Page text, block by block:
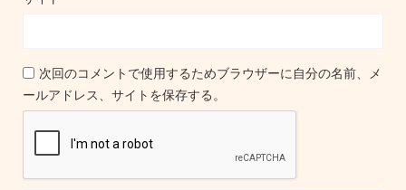
次回のコメントで使用するためブラウザーに自分の名前、メ
ールアドレス、サイトを保存する。